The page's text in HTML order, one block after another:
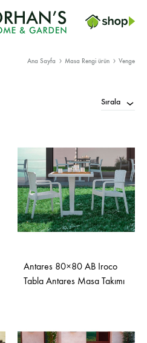
Ana Sayfa Masa Rengi ürün Venge
Sırala
Antares 80×80 AB Iroco
Tabla Antares Masa Takımı